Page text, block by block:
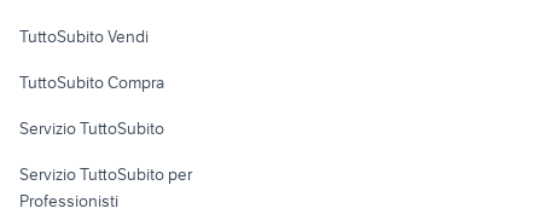
Informatica
TuttoSubito Vendi
TuttoSubito Compra
Servizio TuttoSubito
Servizio TuttoSubito per
Professionisti